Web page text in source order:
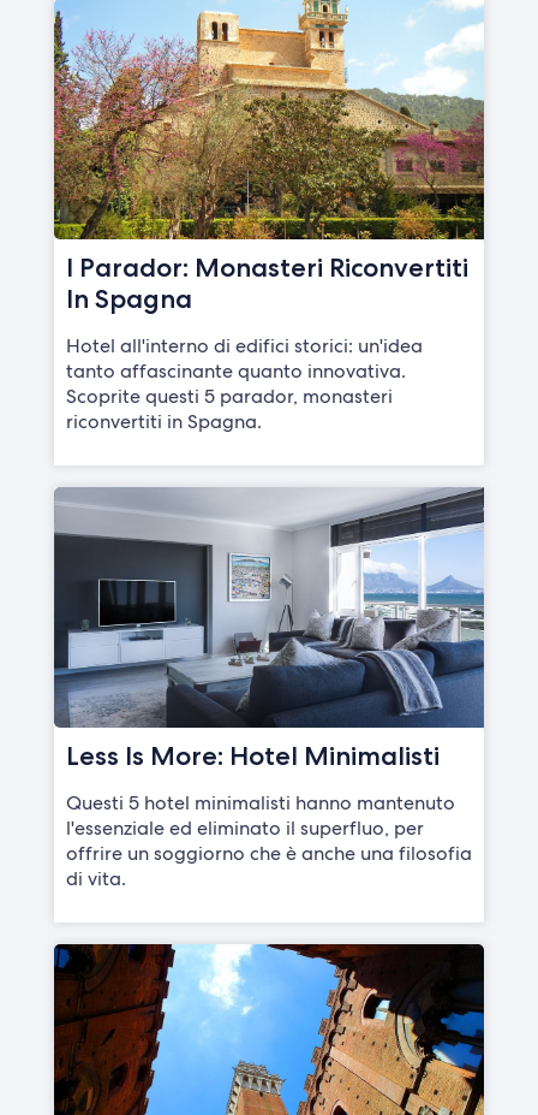
I Parador: Monasteri Riconvertiti
In Spagna
Hotel all'interno di edifici storici: un'idea
tanto affascinante quanto innovativa.
Scoprite questi 5 parador, monasteri
riconvertiti in Spagna.
Less Is More: Hotel Minimalisti
Questi 5 hotel minimalisti hanno mantenuto
l'essenziale ed eliminato il superfluo, per
offrire un soggiorno che è anche una filosofia
di vita.